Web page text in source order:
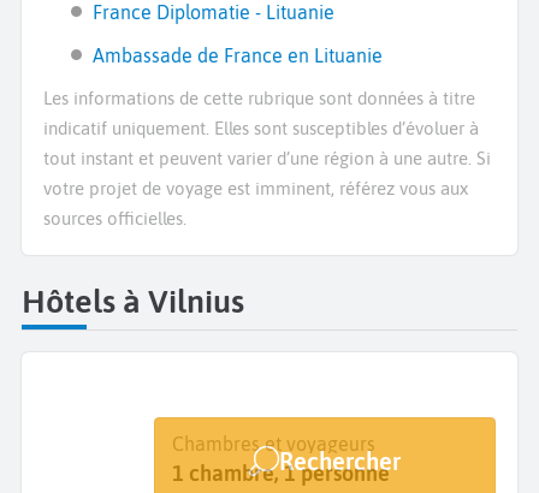
France Diplomatie - Lituanie
Ambassade de France en Lituanie
Les informations de cette rubrique sont données à titre
indicatif uniquement. Elles sont susceptibles d’évoluer à
tout instant et peuvent varier d’une région à une autre. Si
votre projet de voyage est imminent, référez vous aux
sources officielles.
Hôtels à Vilnius
Destination
Vilnius
Dates
Dates de votre séjour
Chambres et voyageurs
1 chambre, 1 personne
Rechercher